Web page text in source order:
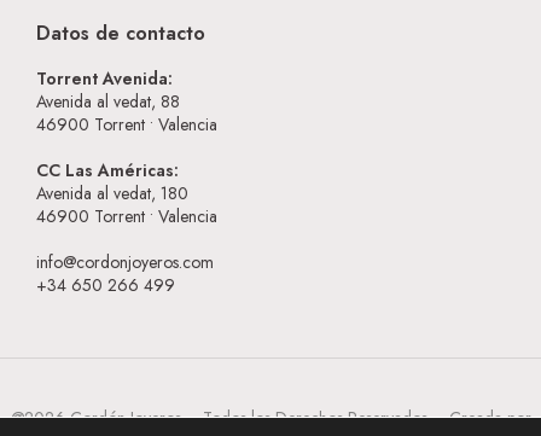
Datos de contacto
Torrent Avenida:
Avenida al vedat, 88
46900 Torrent • Valencia
CC Las Américas:
Avenida al vedat, 180
46900 Torrent • Valencia
info@cordonjoyeros.com
+34 650 266 499
@2026 Cordón Joyeros – Todos los Derechos Reservados – Creada por